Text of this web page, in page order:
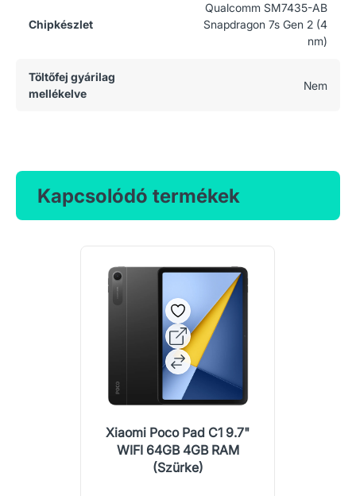
Chipkészlet
Qualcomm SM7435-AB
Snapdragon 7s Gen 2 (4
nm)
Töltőfej gyárilag
mellékelve
Nem
Kapcsolódó termékek
Xiaomi Poco Pad C1 9.7"
WIFI 64GB 4GB RAM
(Szürke)